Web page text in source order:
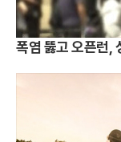
폭염 뚫고 오픈런,